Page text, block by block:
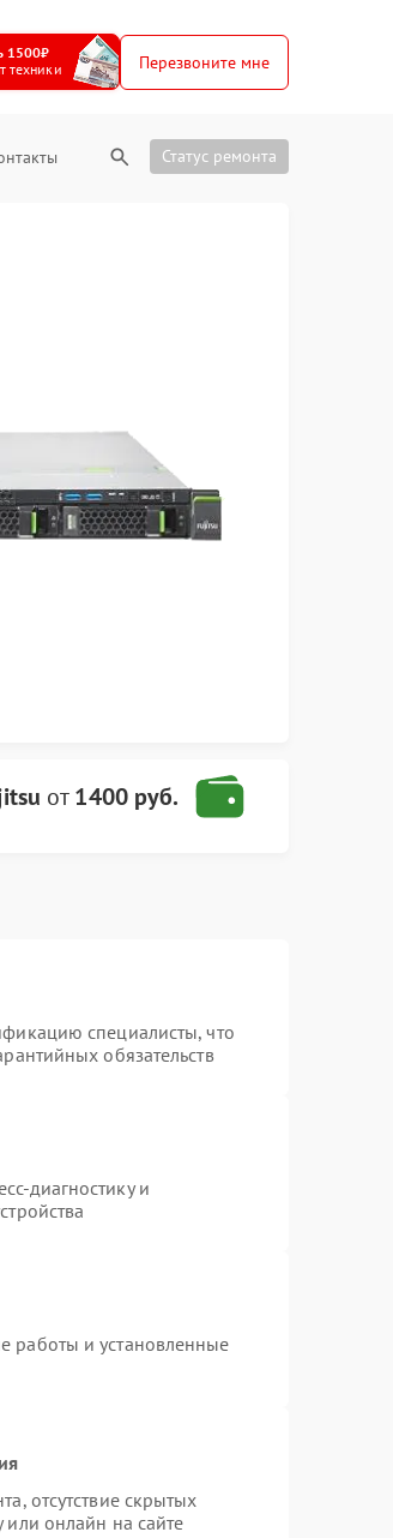
1500₽
техники
Перезвоните мне
Статус ремонта
от1400 руб.
специалисты, что
обязательств
диагностику и
работы и установленные
отсутствие скрытых
или онлайн на сайте